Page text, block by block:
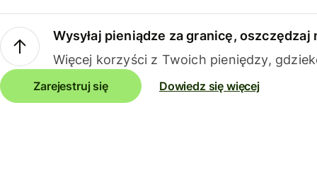
Wysyłaj pieniądze za granicę, oszczędzaj
Więcej korzyści z Twoich pieniędzy,
Zarejestruj się Dowiedz się więcej